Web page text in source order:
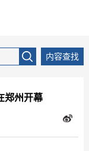
中文版 英文版
内容查找
郑州开幕